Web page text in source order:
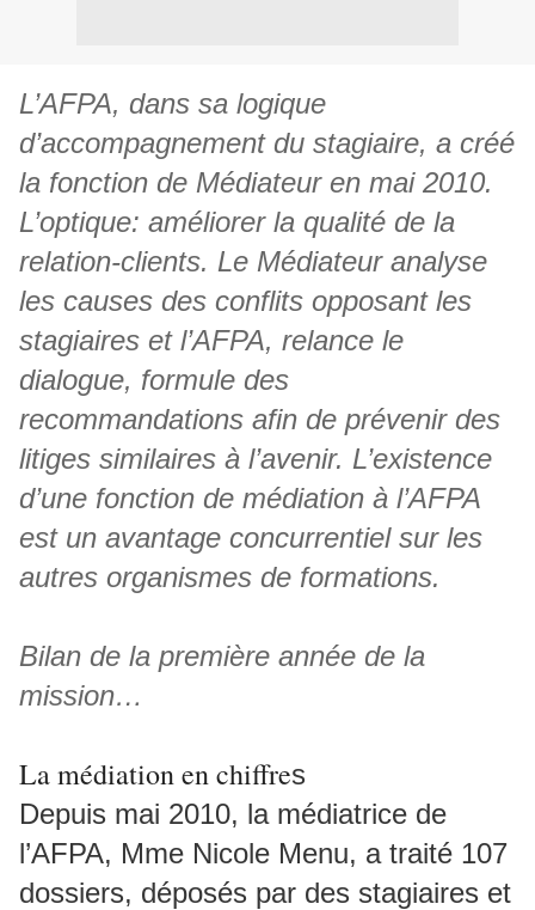
L’AFPA, dans sa logique
d’accompagnement du stagiaire, a créé
la fonction de Médiateur en mai 2010.
L’optique: améliorer la qualité de la
relation-clients. Le Médiateur analyse
les causes des conflits opposant les
stagiaires et l’AFPA, relance le
dialogue, formule des
recommandations afin de prévenir des
litiges similaires à l’avenir. L’existence
d’une fonction de médiation à l’AFPA
est un avantage concurrentiel sur les
autres organismes de formations.
Bilan de la première année de la
mission…
La médiation en chiffres
Depuis mai 2010, la médiatrice de
l’AFPA, Mme Nicole Menu, a traité 107
dossiers, déposés par des stagiaires et